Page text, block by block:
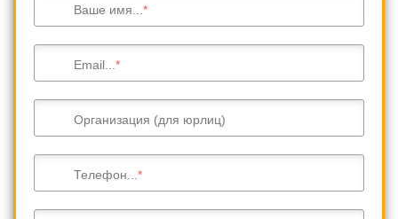
Ваше имя...
Email...
Организация (для юрлиц)
Телефон...